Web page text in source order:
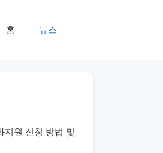
홈 뉴스
지원 신청 방법 및